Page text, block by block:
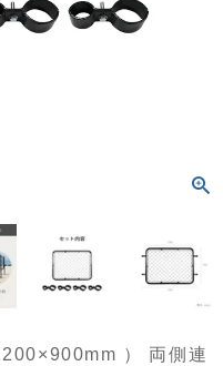
） 両側連